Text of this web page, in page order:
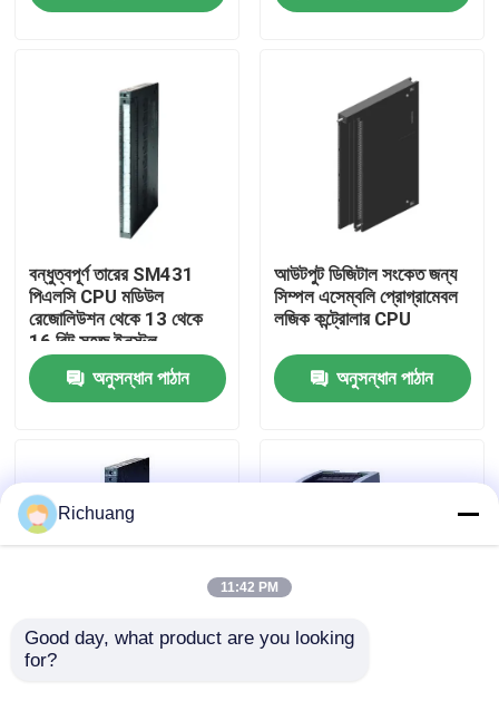
আমাদের সম্পর্কে
কারখানা ভ্রমণ
মান নিয়ন্ত্রণ
যোগাযোগ করুন
উদ্ধৃতির জন্য আবেদন
শিল্প অটোমেশন পণ্য
বন্ধুত্বপূর্ণ তারের SM431
পিএলসি CPU মডিউল
রেজোলিউশন থেকে 13 থেকে
16 বিট সহজ ইনস্টল
অনুসন্ধান পাঠান
আউটপুট ডিজিটাল সংকেত জন্য
সিম্পল এসেম্বলি প্রোগ্রামেবল
লজিক কন্ট্রোলার CPU
অনুসন্ধান পাঠান
সেমি স্বয়ংক্রিয় ডিজিটাল ইনপুট
Richuang
11:42 PM
Good day, what product are you looking
for?